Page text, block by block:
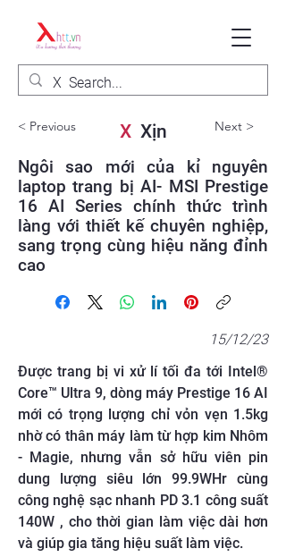
< Previous XXịn Next >
Ngôi sao mới của kỉ nguyên
laptop trang bị AI- MSI Prestige
16 AI Series chính thức trình
làng với thiết kế chuyên nghiệp,
sang trọng cùng hiệu năng đỉnh
cao
15/12/23
Được trang bị vi xử lí tối đa tới Intel®
Core™ Ultra 9, dòng máy Prestige 16 AI
mới có trọng lượng chỉ vỏn vẹn 1.5kg
nhờ có thân máy làm từ hợp kim Nhôm
- Magie, nhưng vẫn sở hữu viên pin
dung lượng siêu lớn 99.9WHr cùng
công nghệ sạc nhanh PD 3.1 công suất
140W , cho thời gian làm việc dài hơn
và giúp gia tăng hiệu suất làm việc.